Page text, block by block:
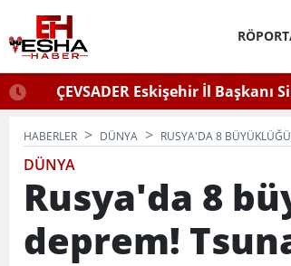
ÇEVSADER Eskişehir İl Başkanı
Kulaktan Dolma
HABERLER DÜNYA RUSYA'DA 8
DÜNYA
Rusya'da 8
deprem!